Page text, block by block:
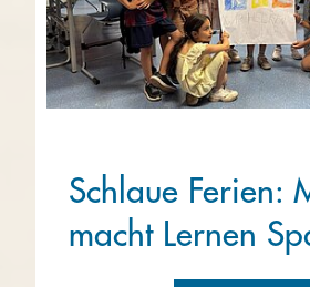
Schlaue Ferien:
macht Lernen